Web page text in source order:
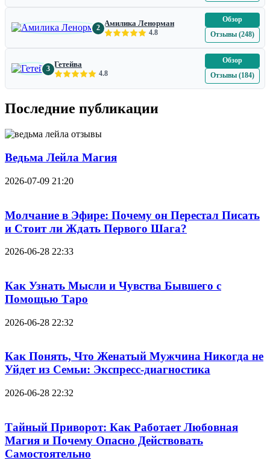
2 Амилика Ленорман
4.8
Обзор
Отзывы (248)
3 Гетейва
4.8
Обзор
Отзывы (184)
Последние публикации
Ведьма Лейла Магия
2026-07-09 21:20
Молчание в Эфире: Почему он Перестал Писать
и Стоит ли Ждать Первого Шага?
2026-06-28 22:33
Как Узнать Мысли и Чувства Бывшего с
Помощью Таро
2026-06-28 22:32
Как Понять, Что Женатый Мужчина Никогда не
Уйдет из Семьи: Экспресс-диагностика
2026-06-28 22:32
Тайный Приворот: Как Работает Любовная
Магия и Почему Опасно Действовать
Самостоятельно